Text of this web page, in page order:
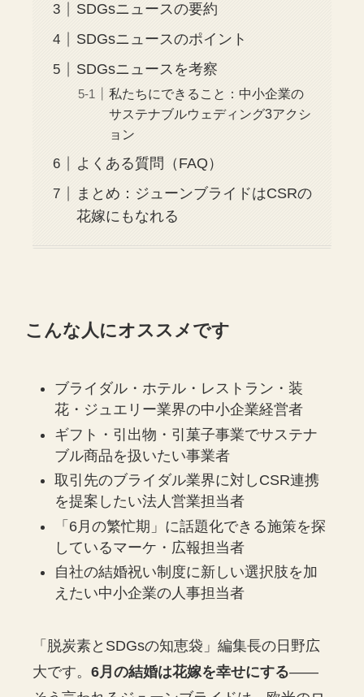
SDGsニュースの要約
SDGsニュースのポイント
SDGsニュースを考察
私たちにできること：中小企業の
サステナブルウェディング3アクシ
ョン
よくある質問（FAQ）
まとめ：ジューンブライドはCSRの
花嫁にもなれる
こんな人にオススメです
ブライダル・ホテル・レストラン・装
花・ジュエリー業界の中小企業経営者
ギフト・引出物・引菓子事業でサステナ
ブル商品を扱いたい事業者
取引先のブライダル業界に対しCSR連携
を提案したい法人営業担当者
「6月の繁忙期」に話題化できる施策を探
しているマーケ・広報担当者
自社の結婚祝い制度に新しい選択肢を加
えたい中小企業の人事担当者
「脱炭素とSDGsの知恵袋」編集長の日野広
大です。6月の結婚は花嫁を幸せにする――